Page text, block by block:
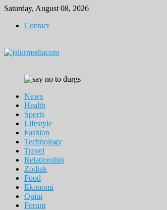
Skip
content
Saturday, August 08, 2026
Contact
News
Health
Sports
Lifestyle
Fashion
Technology
Travel
Relationship
Zodiak
Food
Ekonomi
Opini
Forum